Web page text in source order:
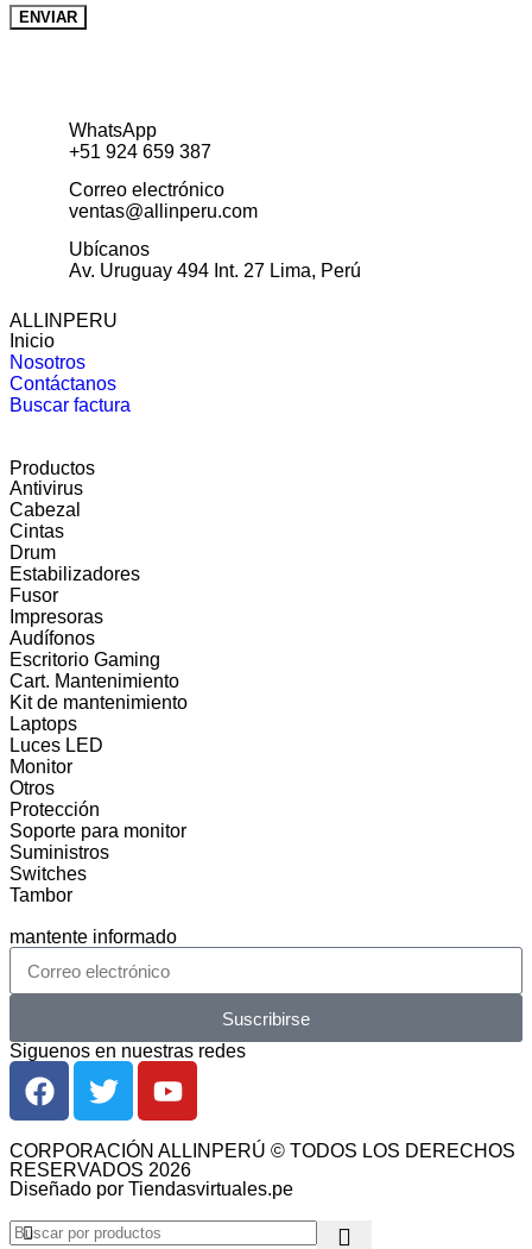
WhatsApp
+51 924 659 387
Correo electrónico
ventas@allinperu.com
Ubícanos
Av. Uruguay 494 Int. 27 Lima, Perú
ALLINPERU
Inicio
Nosotros
Contáctanos
Buscar factura
Productos
Antivirus
Cabezal
Cintas
Drum
Estabilizadores
Fusor
Impresoras
Audífonos
Escritorio Gaming
Cart. Mantenimiento
Kit de mantenimiento
Laptops
Luces LED
Monitor
Otros
Protección
Soporte para monitor
Suministros
Switches
Tambor
mantente informado
Suscribirse
Siguenos en nuestras redes
CORPORACIÓN ALLINPERÚ © TODOS LOS DERECHOS
RESERVADOS 2026
Diseñado por Tiendasvirtuales.pe